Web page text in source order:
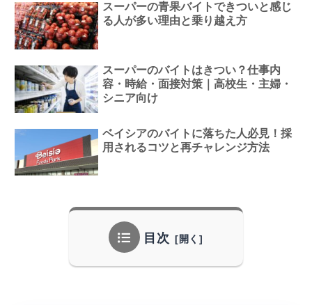
スーパーの青果バイトできついと感じ
る人が多い理由と乗り越え方
スーパーのバイトはきつい？仕事内
容・時給・面接対策｜高校生・主婦・
シニア向け
ベイシアのバイトに落ちた人必見！採
用されるコツと再チャレンジ方法
目次